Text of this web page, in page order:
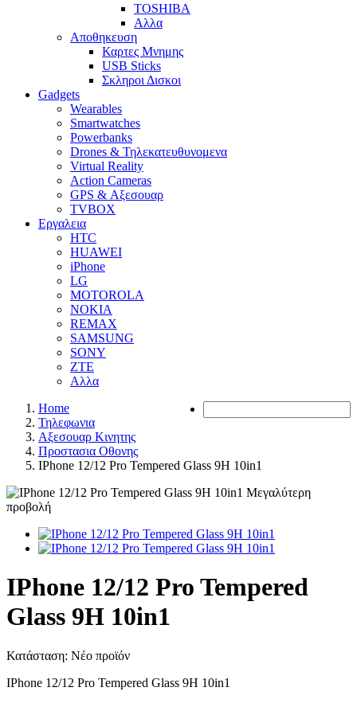
TOSHIBA
Αλλα
Αποθηκευση
Καρτες Μνημης
USB Sticks
Σκληροι Δισκοι
Gadgets
Wearables
Smartwatches
Powerbanks
Drones & Τηλεκατευθυνομενα
Virtual Reality
Action Cameras
GPS & Αξεσουαρ
TVBOX
Εργαλεια
HTC
HUAWEI
iPhone
LG
MOTOROLA
NOKIA
REMAX
SAMSUNG
SONY
ZTE
Αλλα
Home
Τηλεφωνια
Αξεσουαρ Κινητης
Προστασια Οθονης
IPhone 12/12 Pro Tempered Glass 9H 10in1
Μεγαλύτερη
προβολή
IPhone 12/12 Pro Tempered
Glass 9H 10in1
Κατάσταση: Νέο προϊόν
IPhone 12/12 Pro Tempered Glass 9H 10in1